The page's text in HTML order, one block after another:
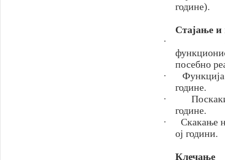
године).
Стајање и
·
посебно
·
Функција
године.
·
године.
·
Скакање
ој години.
Клечање